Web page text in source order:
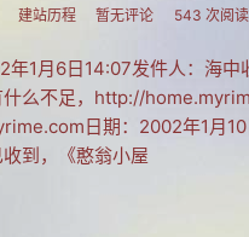
建站历程 暂无评论 543 次阅读
年1月6日14:07发件人：海
么不足，http://
日期：2002年1月
到，《憨翁小屋